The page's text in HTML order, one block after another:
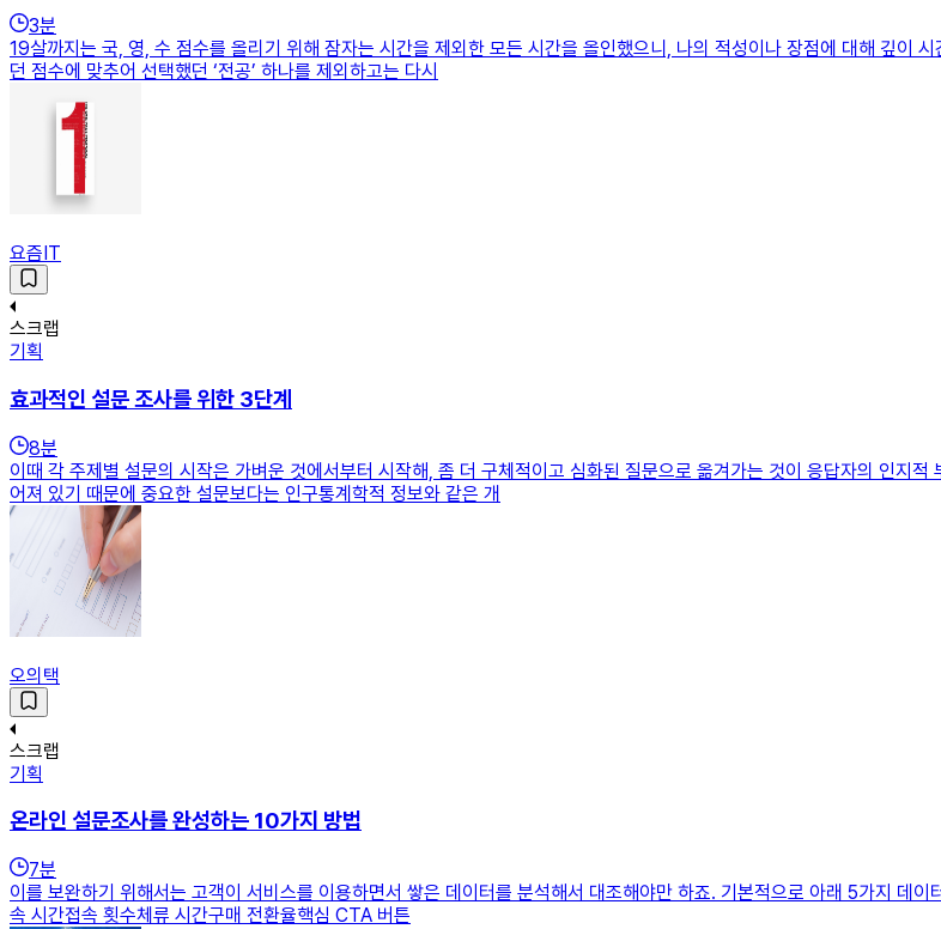
3분
19살까지는 국, 영, 수 점수를 올리기 위해 잠자는 시간을 제외한 모든 시간을 올인했으니, 나의 적성이나 장점에 대해 깊이
던 점수에 맞추어 선택했던 ‘전공’ 하나를 제외하고는 다시
요즘IT
스크랩
기획
효과적인 설문 조사를 위한 3단계
8분
이때 각 주제별 설문의 시작은 가벼운 것에서부터 시작해, 좀 더 구체적이고 심화된 질문으로 옮겨가는 것이 응답자의 인지
어져 있기 때문에 중요한 설문보다는 인구통계학적 정보와 같은 개
오의택
스크랩
기획
온라인 설문조사를 완성하는 10가지 방법
7분
이를 보완하기 위해서는 고객이 서비스를 이용하면서 쌓은 데이터를 분석해서 대조해야만 하죠. 기본적으로 아래 5가지 데
속 시간접속 횟수체류 시간구매 전환율핵심 CTA 버튼